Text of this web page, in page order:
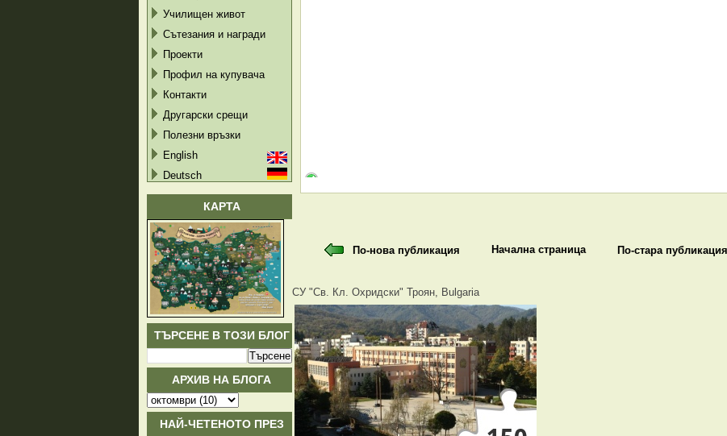
Училищен живот
Сътезания и награди
Проекти
Профил на купувача
Контакти
Другарски срещи
Полезни връзки
English
Deutsch
КАРТА
ТЪРСЕНЕ В ТОЗИ БЛОГ
АРХИВ НА БЛОГА
НАЙ-ЧЕТЕНОТО ПРЕЗ
По-нова публикация По-стара публикация
Начална страница
СУ "Св. Кл. Охридски" Троян, Bulgaria